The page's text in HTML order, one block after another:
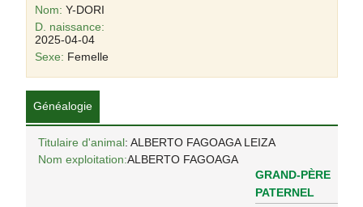
Nom: Y-DORI
D. naissance:
2025-04-04
Sexe: Femelle
Généalogie
Titulaire d'animal: ALBERTO FAGOAGA LEIZA
Nom exploitation:ALBERTO FAGOAGA
GRAND-PÈRE
PATERNEL